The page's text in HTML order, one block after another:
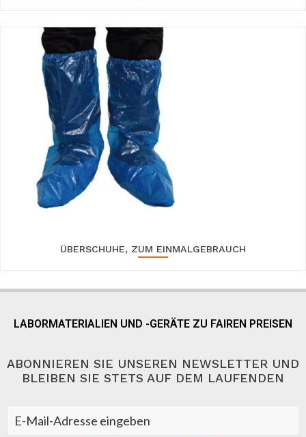
ÜBERSCHUHE, ZUM EINMALGEBRAUCH
LABORMATERIALIEN UND -GERÄTE ZU FAIREN PREISEN
ABONNIEREN SIE UNSEREN NEWSLETTER UND
BLEIBEN SIE STETS AUF DEM LAUFENDEN